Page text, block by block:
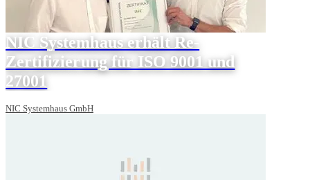
NIC Systemhaus erhält Re-
Zertifizierung für ISO 9001 und
27001
NIC Systemhaus GmbH